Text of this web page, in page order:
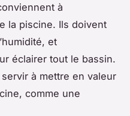
à
la piscine. Ils doivent
et
éclairer tout le bassin.
servir à mettre en valeur
comme une